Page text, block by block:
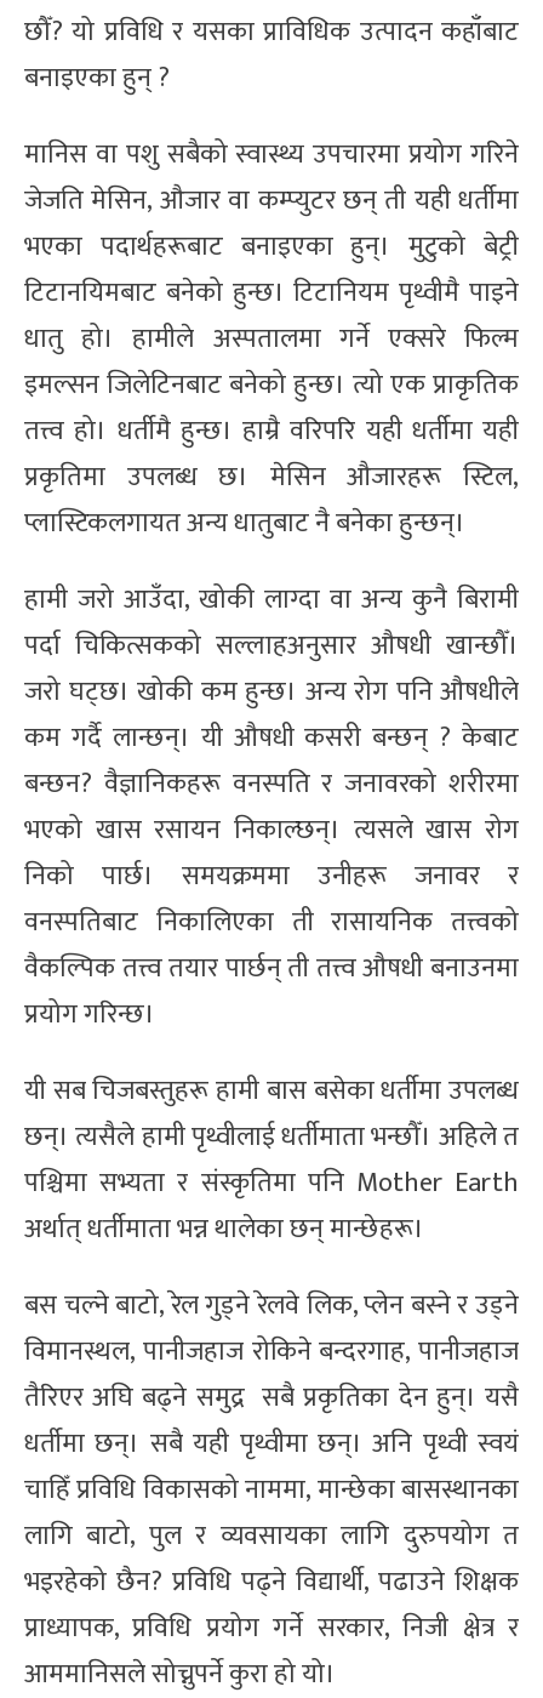
छौँ? यो प्रविधि र यसका प्राविधिक उत्पादन कहाँबाट
बनाइएका हुन् ?
मानिस वा पशु सबैको स्वास्थ्य उपचारमा प्रयोग गरिने
जेजति मेसिन, औजार वा कम्प्युटर छन् ती यही धर्तीमा
भएका पदार्थहरूबाट बनाइएका हुन्। मुटुको बेट्री
टिटानयिमबाट बनेको हुन्छ। टिटानियम पृथ्वीमै पाइने
धातु हो। हामीले अस्पतालमा गर्ने एक्सरे फिल्म
इमल्सन जिलेटिनबाट बनेको हुन्छ। त्यो एक प्राकृतिक
तत्त्व हो। धर्तीमै हुन्छ। हाम्रै वरिपरि यही धर्तीमा यही
प्रकृतिमा उपलब्ध छ। मेसिन औजारहरू स्टिल,
प्लास्टिकलगायत अन्य धातुबाट नै बनेका हुन्छन्।
हामी जरो आउँदा, खोकी लाग्दा वा अन्य कुनै बिरामी
पर्दा चिकित्सकको सल्लाहअनुसार औषधी खान्छौँ।
जरो घट्छ। खोकी कम हुन्छ। अन्य रोग पनि औषधीले
कम गर्दै लान्छन्। यी औषधी कसरी बन्छन् ? केबाट
बन्छन? वैज्ञानिकहरू वनस्पति र जनावरको शरीरमा
भएको खास रसायन निकाल्छन्। त्यसले खास रोग
निको पार्छ। समयक्रममा उनीहरू जनावर र
वनस्पतिबाट निकालिएका ती रासायनिक तत्त्वको
वैकल्पिक तत्त्व तयार पार्छन् ती तत्त्व औषधी बनाउनमा
प्रयोग गरिन्छ।
यी सब चिजबस्तुहरू हामी बास बसेका धर्तीमा उपलब्ध
छन्। त्यसैले हामी पृथ्वीलाई धर्तीमाता भन्छौँ। अहिले त
पश्चिमा सभ्यता र संस्कृतिमा पनि Mother Earth
अर्थात् धर्तीमाता भन्न थालेका छन् मान्छेहरू।
बस चल्ने बाटो, रेल गुड्ने रेलवे लिक, प्लेन बस्ने र उड्ने
विमानस्थल, पानीजहाज रोकिने बन्दरगाह, पानीजहाज
तैरिएर अघि बढ्ने समुद्र सबै प्रकृतिका देन हुन्। यसै
धर्तीमा छन्। सबै यही पृथ्वीमा छन्। अनि पृथ्वी स्वयं
चाहिँ प्रविधि विकासको नाममा, मान्छेका बासस्थानका
लागि बाटो, पुल र व्यवसायका लागि दुरुपयोग त
भइरहेको छैन? प्रविधि पढ्ने विद्यार्थी, पढाउने शिक्षक
प्राध्यापक, प्रविधि प्रयोग गर्ने सरकार, निजी क्षेत्र र
आममानिसले सोच्नुपर्ने कुरा हो यो।